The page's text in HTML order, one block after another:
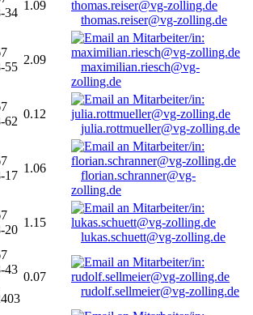
34
1.09
thomas.reiser@vg-zolling.de
55
2.09
maximilian.riesch@vg-
zolling.de
62
0.12
julia.rottmueller@vg-zolling.de
17
1.06
florian.schranner@vg-
zolling.de
20
1.15
lukas.schuett@vg-zolling.de
43
0.07
rudolf.sellmeier@vg-zolling.de